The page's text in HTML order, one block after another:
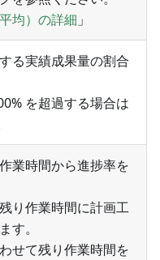
均）の詳細 」
る実績成果量の割合
を超過する場合は
業時間から進捗率を
り作業時間に計画工
す。
せて残り作業時間を